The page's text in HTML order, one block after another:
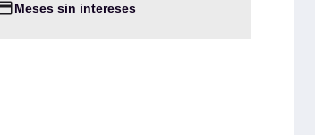
Meses sin intereses